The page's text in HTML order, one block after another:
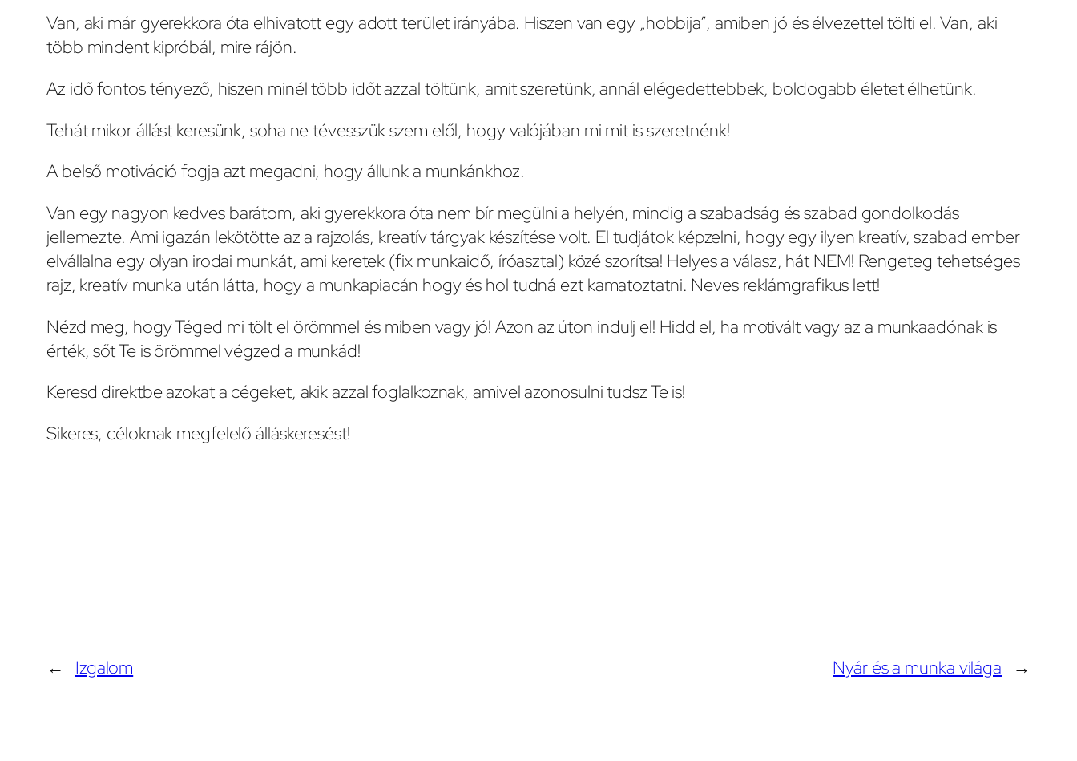
Van, aki már gyerekkora óta elhivatott egy adott terület irányába. Hiszen van egy „hobbija”, amiben jó és élvezettel tölti el. Van, aki
több mindent kipróbál, mire rájön.
Az idő fontos tényező, hiszen minél több időt azzal töltünk, amit szeretünk, annál elégedettebbek, boldogabb életet élhetünk.
Tehát mikor állást keresünk, soha ne tévesszük szem elől, hogy valójában mi mit is szeretnénk!
A belső motiváció fogja azt megadni, hogy állunk a munkánkhoz.
Van egy nagyon kedves barátom, aki gyerekkora óta nem bír megülni a helyén, mindig a szabadság és szabad gondolkodás
jellemezte. Ami igazán lekötötte az a rajzolás, kreatív tárgyak készítése volt. El tudjátok képzelni, hogy egy ilyen kreatív, szabad ember
elvállalna egy olyan irodai munkát, ami keretek (fix munkaidő, íróasztal) közé szorítsa! Helyes a válasz, hát NEM! Rengeteg tehetséges
rajz, kreatív munka után látta, hogy a munkapiacán hogy és hol tudná ezt kamatoztatni. Neves reklámgrafikus lett!
Nézd meg, hogy Téged mi tölt el örömmel és miben vagy jó! Azon az úton indulj el! Hidd el, ha motivált vagy az a munkaadónak is
érték, sőt Te is örömmel végzed a munkád!
Keresd direktbe azokat a cégeket, akik azzal foglalkoznak, amivel azonosulni tudsz Te is!
Sikeres, céloknak megfelelő álláskeresést!
← Izgalom Nyár és a munka világa →